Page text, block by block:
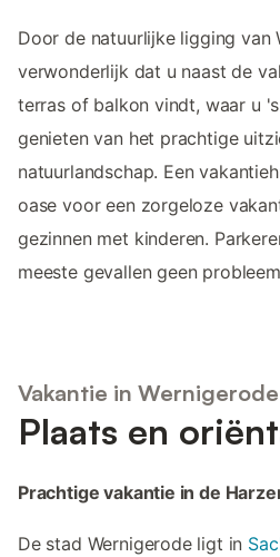
Door de natuurlijke ligging van
verwonderlijk dat u naast de
terras of balkon vindt, waar u
genieten van het prachtige
natuurlandschap. Een
oase voor een zorgeloze
gezinnen met kinderen.
meeste gevallen geen
Vakantie in Wernigerode
Plaats en
Prachtige vakantie in de
De stad Wernigerode ligt in